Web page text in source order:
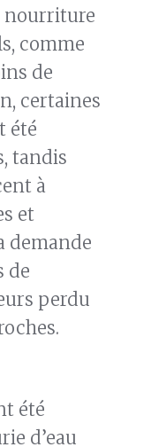
nourriture
comme
de
certaines
été
tandis
à
et
demande
de
perdu
été
d’eau